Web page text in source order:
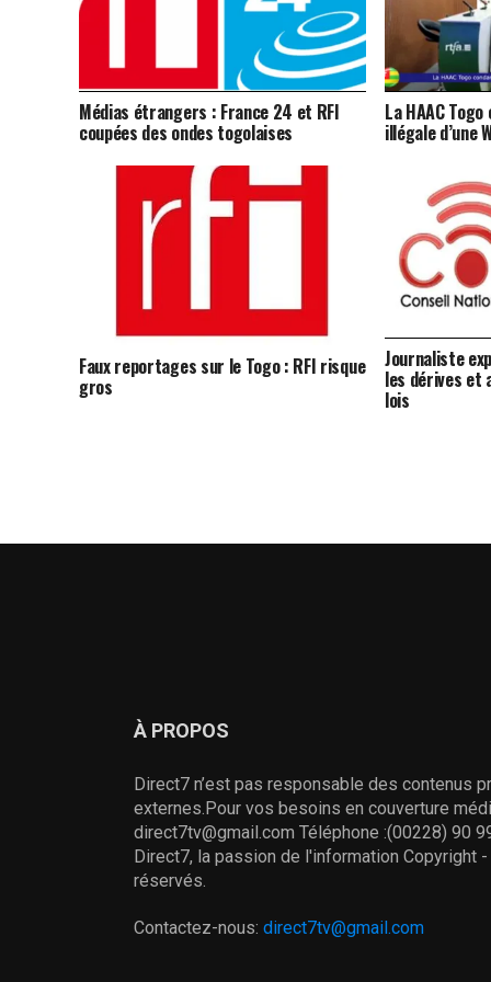
Médias étrangers : France 24 et RFI
coupées des ondes togolaises
La HAAC
illégale d’une
Faux reportages sur le Togo : RFI risque
gros
Journaliste
les dérives et
lois
À PROPOS
Direct7 n’est pas responsable des contenus
externes.Pour vos besoins en couverture
direct7tv@gmail.com Téléphone :(00228) 90
Direct7, la passion de l'information Copyright
réservés.
Contactez-nous: direct7tv@gmail.com